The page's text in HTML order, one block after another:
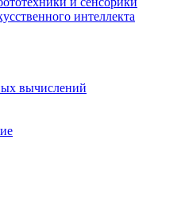
интеллекта
вычислений